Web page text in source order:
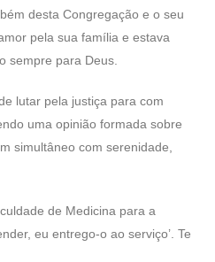
desta Congregação e o seu
pela sua família e estava
sempre para Deus.
lutar pela justiça para com
uma opinião formada sobre
simultâneo com serenidade,
de Medicina para a
eu entrego-o ao serviço’. Te